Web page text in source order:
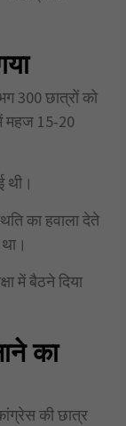
300 छात्रों को
महज 15-20
थी।
का हवाला देते
में बैठने दिया
का
की छात्र